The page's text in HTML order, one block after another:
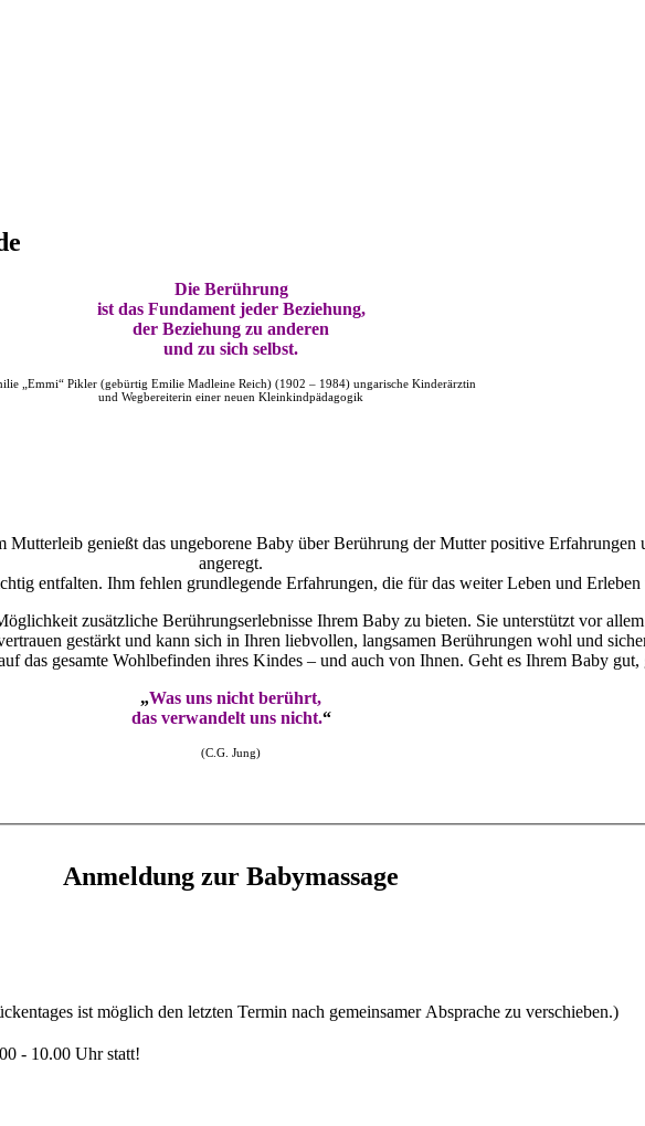
Die Berührung
ist das Fundament jeder Beziehung,
der Beziehung zu anderen
und zu sich selbst.
„Emmi“ Pikler (gebürtig Emilie Madleine Reich) (1902 – 1984) ungarische Kinderärztin
und Wegbereiterin einer neuen Kleinkindpädagogik
genießt das ungeborene Baby über Berührung der Mutter positive
angeregt.
entfalten. Ihm fehlen grundlegende Erfahrungen, die für das weiter Leben und
zusätzliche Berührungserlebnisse Ihrem Baby zu bieten. Sie unterstützt vor
gestärkt und kann sich in Ihren liebvollen, langsamen Berührungen wohl und
das gesamte Wohlbefinden ihres Kindes – und auch von Ihnen. Geht es Ihrem Baby gut,
„Was uns nicht berührt,
das verwandelt uns nicht.“
(C.G. Jung)
Anmeldung zur Babymassage
ist möglich den letzten Termin nach gemeinsamer Absprache zu verschieben.)
- 10.00 Uhr statt!